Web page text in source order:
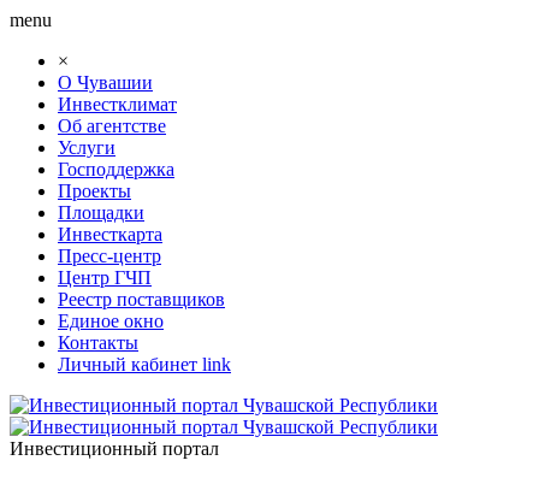
menu
×
О Чувашии
Инвестклимат
Об агентстве
Услуги
Господдержка
Проекты
Площадки
Инвесткарта
Пресс-центр
Центр ГЧП
Реестр поставщиков
Единое окно
Контакты
Личный кабинет link
Инвестиционный портал